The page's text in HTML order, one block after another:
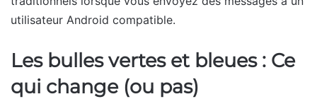
utilisateur Android compatible.
Les bulles vertes et bleues : Ce
qui change (ou pas)